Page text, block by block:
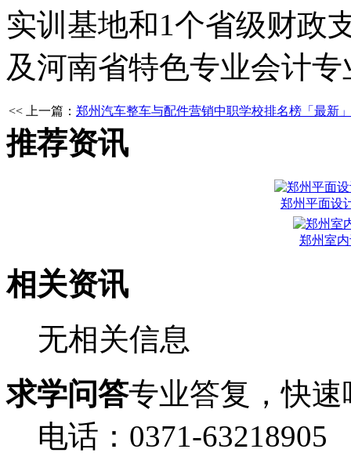
实训基地和1个省级财政
及河南省特色专业会计专
<< 上一篇： 郑州汽车整车与配件营销中职学校排名榜「最新」
推荐资讯
郑州平面设
郑州室
相关资讯
无相关信息
求学问答专业答复，快速
电话：0371-63218905